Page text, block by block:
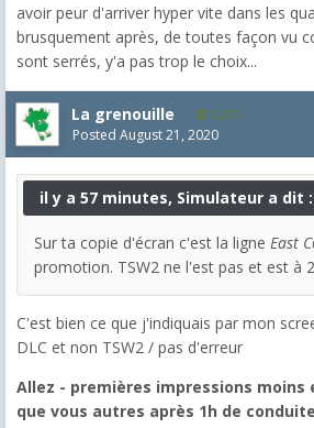
avoir peur d'arriver hyper vite dans les
brusquement après, de toutes façon vu
sont serrés, y'a pas trop le choix...
La grenouille 3,271
Posted August 21, 2020
il y a 57 minutes, Simulateur a dit :
Sur ta copie d'écran c'est la ligne East
promotion. TSW2 ne l'est pas et est à
C'est bien ce que j'indiquais par mon
DLC et non TSW2 / pas d'erreur
Allez - premières impressions moins
que vous autres après 1h de